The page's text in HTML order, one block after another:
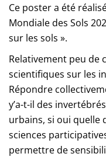
Ce poster a été
Mondiale des Sols
sur les sols ».
Relativement peu de
scientifiques sur les
Répondre
y’a-t-il des
urbains, si oui quelle
sciences
permettre de